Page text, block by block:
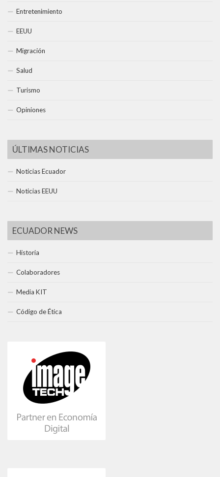
Entretenimiento
EEUU
Migración
Salud
Turismo
Opiniones
ÚLTIMAS NOTICIAS
Noticias Ecuador
Noticias EEUU
ECUADOR NEWS
Historia
Colaboradores
Media KIT
Código de Ética